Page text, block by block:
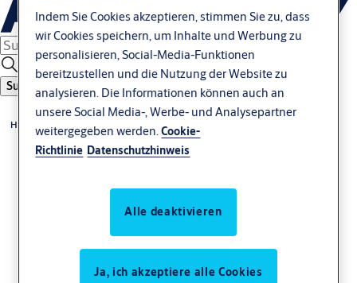
Suche
Home
Datenschutzerklärung
Indem Sie Cookies akzeptieren, stimmen Sie zu, dass
wir Cookies speichern, um Inhalte und Werbung zu
personalisieren, Social-Media-Funktionen
bereitzustellen und die Nutzung der Website zu
analysieren. Die Informationen können auch an
unsere Social Media-, Werbe- und Analysepartner
weitergegeben werden.Cookie-
Richtlinie Datenschutzhinweis
Alle deaktivieren
Ja, ich akzeptiere alle Cookies